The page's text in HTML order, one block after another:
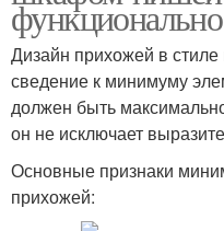
Дизайн прихожей в
сведение к минимуму
должен быть
он не исключает
Основные признаки
прихожей: